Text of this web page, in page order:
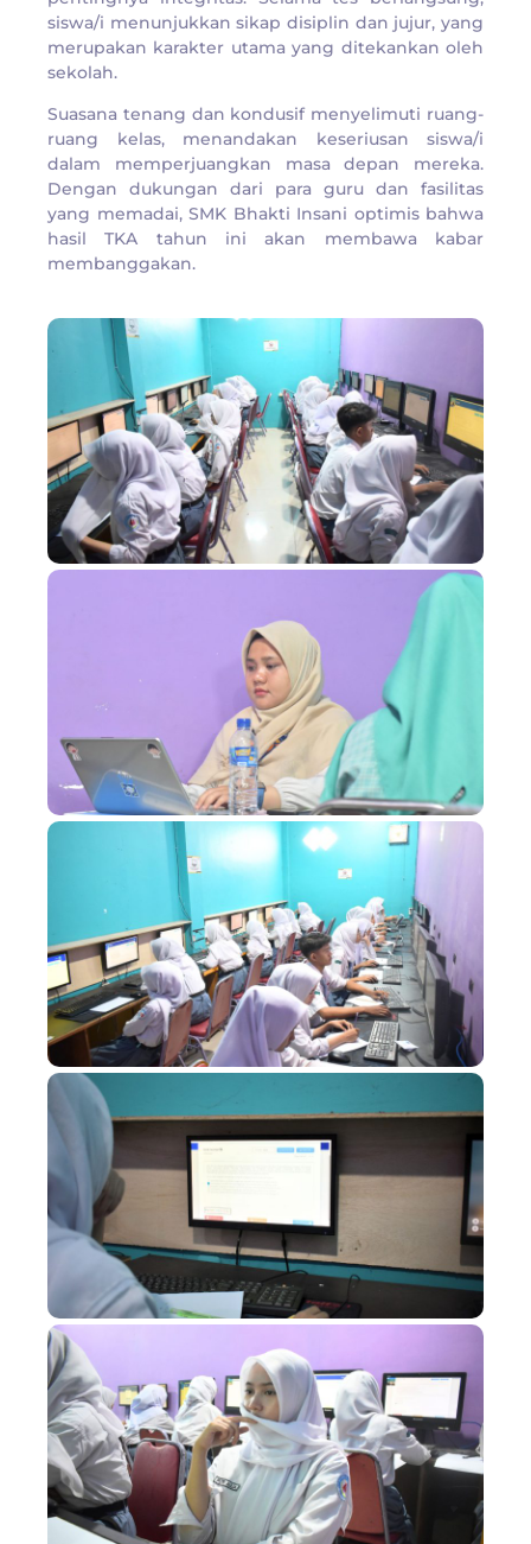
siswa/i menunjukkan sikap disiplin dan jujur, yang
merupakan karakter utama yang ditekankan oleh
sekolah.
​Suasana tenang dan kondusif menyelimuti ruang-
ruang kelas, menandakan keseriusan siswa/i
dalam memperjuangkan masa depan mereka.
Dengan dukungan dari para guru dan fasilitas
yang memadai, SMK Bhakti Insani optimis bahwa
hasil TKA tahun ini akan membawa kabar
membanggakan.